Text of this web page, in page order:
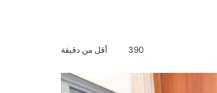
390 أقل من دقيقة